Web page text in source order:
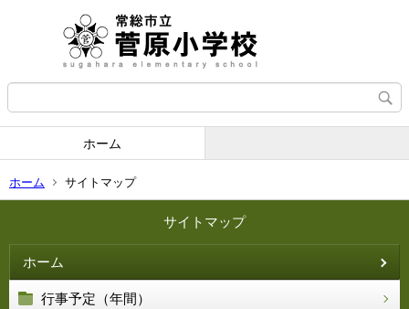
ホーム
ホーム サイトマップ
サイトマップ
ホーム
行事予定（年間）